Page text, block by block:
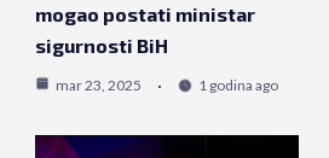
mogao postati ministar
sigurnosti BiH
mar 23, 2025 1 godina ago